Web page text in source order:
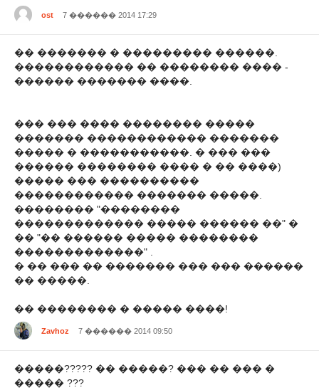
ost 7 ������ 2014 17:29
�� ������� � ��������� ������.
������������ �� �������� ���� -
������ ������� ����.
��� ��� ���� �������� �����
������� ������������ �������
����� � �����������. � ��� ���
������ �������� ���� � �� ����)
����� ��� ����������
������������ ������� �����.
�������� "��������
������������� ����� ������ ��" �
�� "�� ������ ����� ��������
�������������" .
� �� ��� �� ������� ��� ��� ������
�� �����.
�� �������� � ����� ����!
Zavhoz 7 ������ 2014 09:50
�����????? �� �����? ��� �� ��� �
����� ???